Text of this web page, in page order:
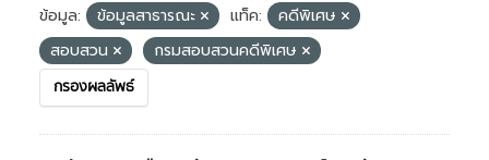
ข้อมูล:
ข้อมูลสาธารณะ แท็ค:
คดีพิเศษ
สอบสวน
กรมสอบสวนคดีพิเศษ
กรองผลลัพธ์